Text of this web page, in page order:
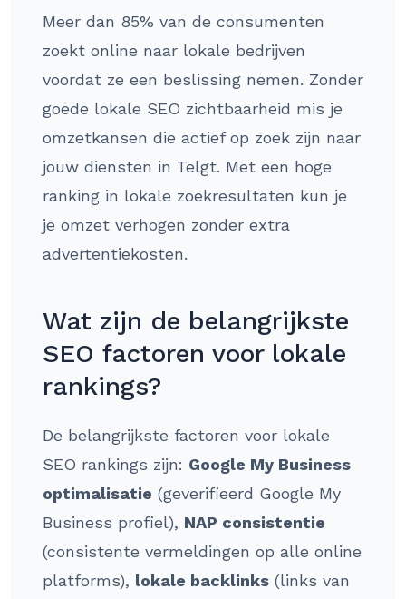
Meer dan 85% van de consumenten
zoekt online naar lokale bedrijven
voordat ze een beslissing nemen. Zonder
goede lokale SEO zichtbaarheid mis je
omzetkansen die actief op zoek zijn naar
jouw diensten in Telgt. Met een hoge
ranking in lokale zoekresultaten kun je
je omzet verhogen zonder extra
advertentiekosten.
Wat zijn de belangrijkste
SEO factoren voor lokale
rankings?
De belangrijkste factoren voor lokale
SEO rankings zijn: Google My Business
optimalisatie (geverifieerd Google My
Business profiel), NAP consistentie
(consistente vermeldingen op alle online
platforms), lokale backlinks (links van